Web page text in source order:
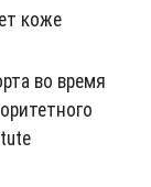
коже
во время